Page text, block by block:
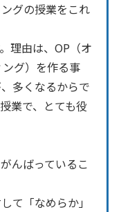
グの授業をこれ
理由は、OP（オ
グ）を作る事
多くなるからで
業で、とても役
んばっているこ
て「なめらか」